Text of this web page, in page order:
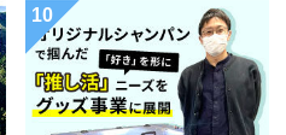
10